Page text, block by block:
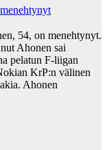
54, on menehtynyt.
Ahonen sai
pelatun F-liigan
KrP:n välinen
Ahonen